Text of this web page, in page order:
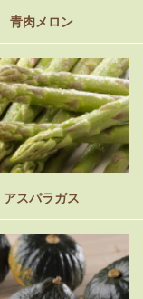
青肉メロン
アスパラガス